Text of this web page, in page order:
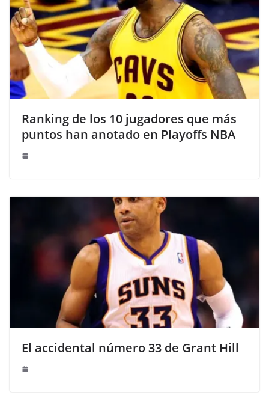
Ranking de los 10 jugadores que más
puntos han anotado en Playoffs NBA
El accidental número 33 de Grant Hill